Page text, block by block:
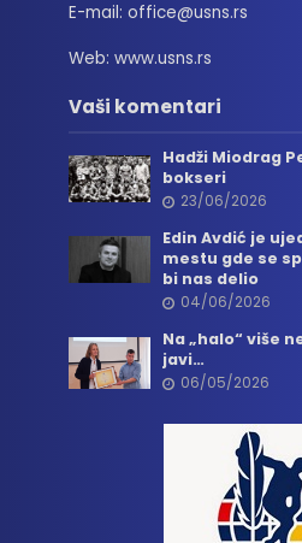
E-mail: office@usns.rs
Web: www.usns.rs
Vaši komentari
Hadži Miodrag
bokseri
23/06/2026
Edin Avdić je
mestu gde se
bi nas delio
04/06/2026
Na „halo“ više
javi…
06/05/2026